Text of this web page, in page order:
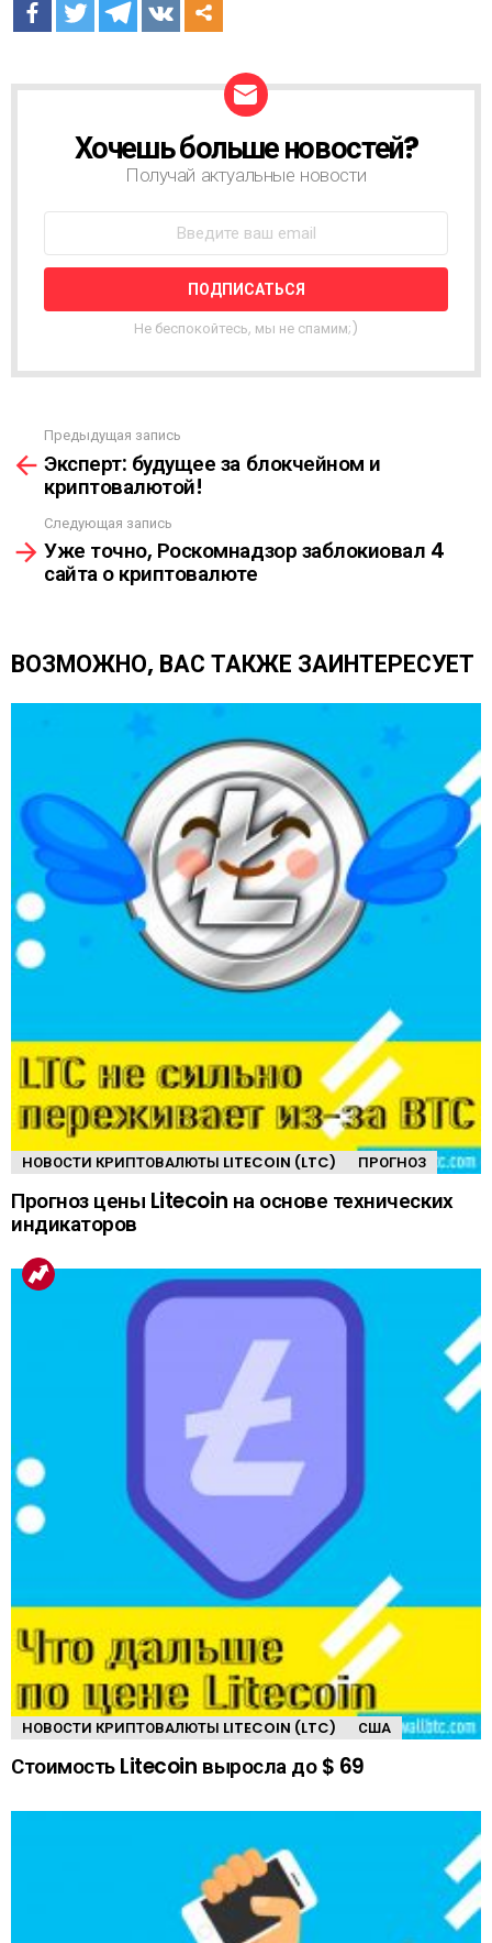
О
Т
Н
Я
А
С
Ы
Л
К
А
Хочешь больше новостей?
Получай актуальные новости
Не беспокойтесь, мы не спамим;)
м
е
щ
Предыдущая запись
Эксперт: будущее за блокчейном и
криптовалютой!
Следующая запись
Уже точно, Роскомнадзор заблокиовал 4
сайта о криптовалюте
ВОЗМОЖНО, ВАС ТАКЖЕ ЗАИНТЕРЕСУЕТ
НОВОСТИ КРИПТОВАЛЮТЫ LITECOIN (LTC) ПРОГНОЗ
Прогноз цены Litecoin на основе технических
индикаторов
НОВОСТИ КРИПТОВАЛЮТЫ LITECOIN (LTC) США
Стоимость Litecoin выросла до $ 69